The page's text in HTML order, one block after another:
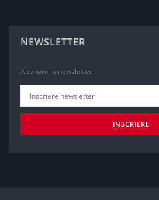
NEWSLETTER
Abonare la newsletter
INSCRIERE